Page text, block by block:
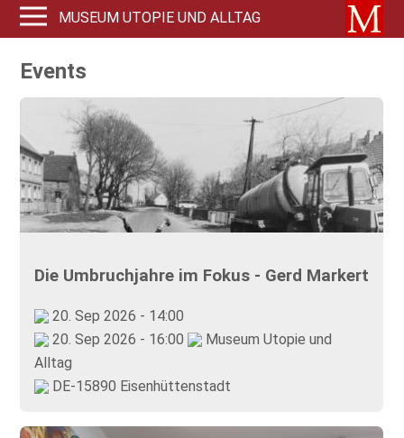
MUSEUM UTOPIE UND ALLTAG
Events
Die Umbruchjahre im Fokus - Gerd Markert
20. Sep 2026 - 14:00
20. Sep 2026 - 16:00
Museum Utopie und
Alltag
DE-15890 Eisenhüttenstadt